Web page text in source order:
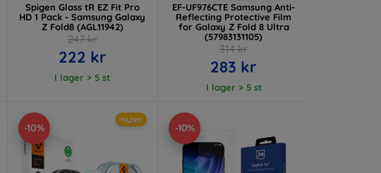
Spigen Glass tR EZ Fit Pro
HD 1 Pack - Samsung Galaxy
Z Fold8 (AGL11942)
247 kr
222 kr
I lager > 5 st
EF-UF976CTE Samsung Anti-
Reflecting Protective Film
for Galaxy Z Fold 8 Ultra
(57983131105)
314 kr
283 kr
I lager > 5 st
-10%
Nyhet
-10%